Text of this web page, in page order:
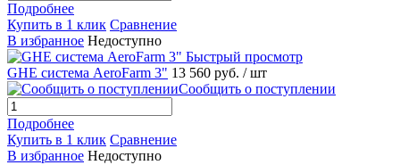
Подробнее
Купить в 1 клик Сравнение
В избранное Недоступно
Быстрый просмотр
GHE система AeroFarm 3" 13 560 руб. / шт
Сообщить о поступлении
Подробнее
Купить в 1 клик Сравнение
В избранное Недоступно